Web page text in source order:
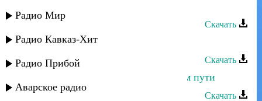
Радио Мир
Радио Кавказ-Хит
Радио Прибой
Аварское радио
Скачать
Зарема Гаджиева - Гитара мается
Скачать
Зарема Гаджиева - Не стой на моём пути
Скачать